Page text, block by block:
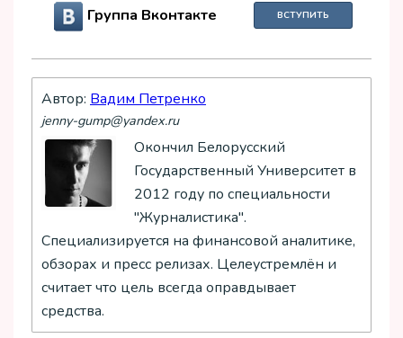
Группа Вконтакте ВСТУПИТЬ
Автор: Вадим Петренко
jenny-gump@yandex.ru
Окончил Белорусский
Государственный Университет в
2012 году по специальности
"Журналистика".
Специализируется на финансовой аналитике,
обзорах и пресс релизах. Целеустремлён и
считает что цель всегда оправдывает
средства.